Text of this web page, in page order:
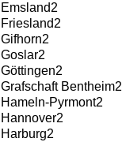
Emsland2
Friesland2
Gifhorn2
Goslar2
Göttingen2
Grafschaft Bentheim2
Hameln-Pyrmont2
Hannover2
Harburg2